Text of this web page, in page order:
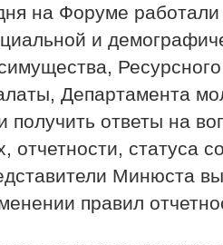
на Форуме
и
Департамента
ответы на
отчетности, статуса
Минюста
правил